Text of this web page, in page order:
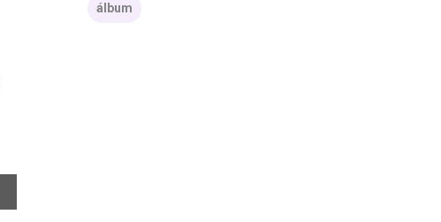
álbum